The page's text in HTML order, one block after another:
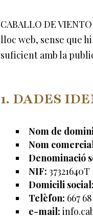
CABALLO DE
lloc web, sense que
suficient amb la
1. DADES
Nom de
Nom
Denominació
NIF: 37321640T
Domicili social:
Telèfon: 667
e-mail: